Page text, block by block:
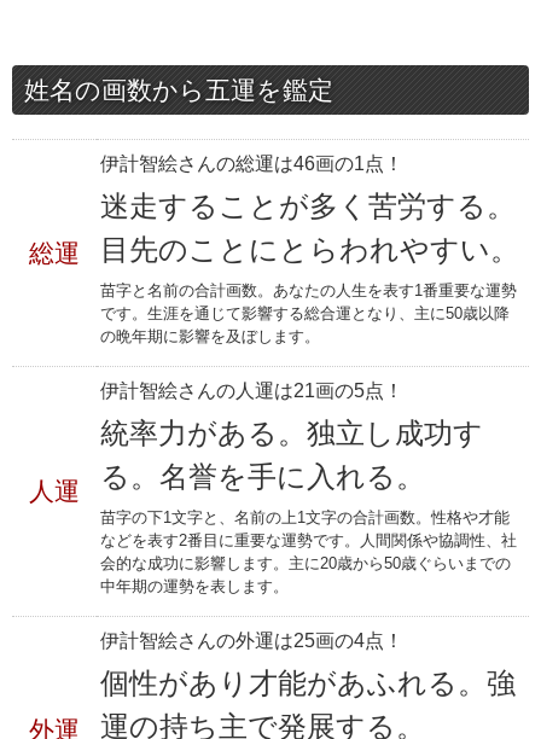
姓名の画数から五運を鑑定
総運
伊計智絵さんの総運は46画の1点！
迷走することが多く苦労する。
目先のことにとらわれやすい。
苗字と名前の合計画数。あなたの人生を表す1番重要な運勢
です。生涯を通じて影響する総合運となり、主に50歳以降
の晩年期に影響を及ぼします。
人運
伊計智絵さんの人運は21画の5点！
統率力がある。独立し成功す
る。名誉を手に入れる。
苗字の下1文字と、名前の上1文字の合計画数。性格や才能
などを表す2番目に重要な運勢です。人間関係や協調性、社
会的な成功に影響します。主に20歳から50歳ぐらいまでの
中年期の運勢を表します。
外運
伊計智絵さんの外運は25画の4点！
個性があり才能があふれる。強
運の持ち主で発展する。